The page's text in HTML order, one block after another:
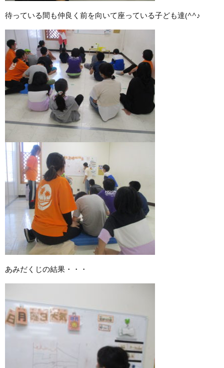
待っている間も仲良く前を向いて座っている子ども達(^^♪
あみだくじの結果・・・